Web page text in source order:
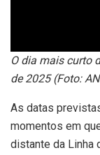
O dia mais curto
de 2025 (Foto:
As datas
momentos em
distante da Linha